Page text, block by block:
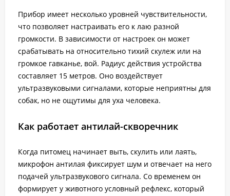
Прибор имеет несколько уровней чувствительности,
что позволяет настраивать его к лаю разной
громкости. В зависимости от настроек он может
срабатывать на относительно тихий скулеж или на
громкое гавканье, вой. Радиус действия устройства
составляет 15 метров. Оно воздействует
ультразвуковыми сигналами, которые неприятны для
собак, но не ощутимы для уха человека.
Как работает антилай-скворечник
Когда питомец начинает выть, скулить или лаять,
микрофон антилая фиксирует шум и отвечает на него
подачей ультразвукового сигнала. Со временем он
формирует у животного условный рефлекс, который